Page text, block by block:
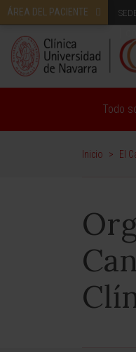
ÁREA DEL PACIENTE
Todo
Inicio > El